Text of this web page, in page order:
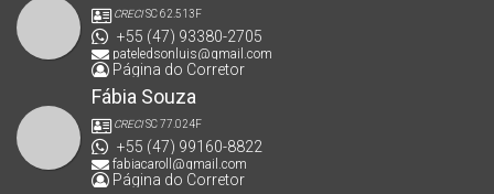
CRECISC 62.513F
+55 (47) 93380-2705
pateledsonluis@gmail.com
Página do Corretor
Fábia Souza
CRECISC 77.024F
+55 (47) 99160-8822
fabiacaroll@gmail.com
Página do Corretor